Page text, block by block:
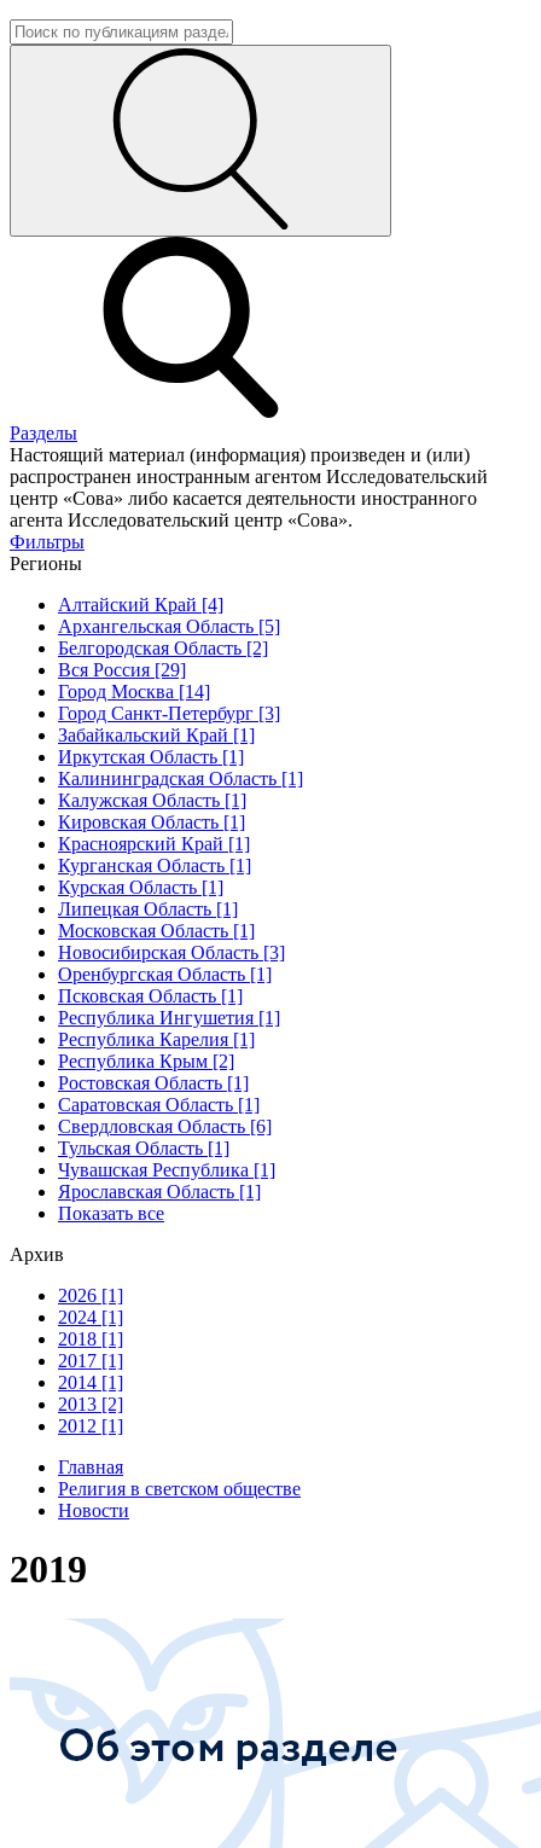
Разделы
Настоящий материал (информация) произведен и (или)
распространен иностранным агентом Исследовательский
центр «Сова» либо касается деятельности иностранного
агента Исследовательский центр «Сова».
Фильтры
Регионы
Алтайский Край [4]
Архангельская Область [5]
Белгородская Область [2]
Вся Россия [29]
Город Москва [14]
Город Санкт-Петербург [3]
Забайкальский Край [1]
Иркутская Область [1]
Калининградская Область [1]
Калужская Область [1]
Кировская Область [1]
Красноярский Край [1]
Курганская Область [1]
Курская Область [1]
Липецкая Область [1]
Московская Область [1]
Новосибирская Область [3]
Оренбургская Область [1]
Псковская Область [1]
Республика Ингушетия [1]
Республика Карелия [1]
Республика Крым [2]
Ростовская Область [1]
Саратовская Область [1]
Свердловская Область [6]
Тульская Область [1]
Чувашская Республика [1]
Ярославская Область [1]
Показать все
Архив
2026 [1]
2024 [1]
2018 [1]
2017 [1]
2014 [1]
2013 [2]
2012 [1]
Главная
Религия в светском обществе
Новости
2019